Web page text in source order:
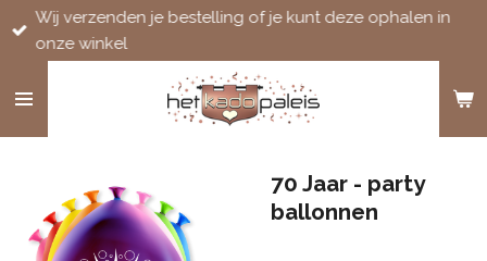
Ga
direct
de
Wij verzenden je bestelling of je kunt deze ophalen in
onze winkel
70 Jaar - party
ballonnen